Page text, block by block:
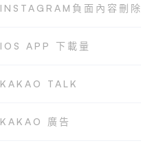
INSTAGRAM負面內容刪除
IOS APP 下載量
KAKAO TALK
KAKAO 廣告